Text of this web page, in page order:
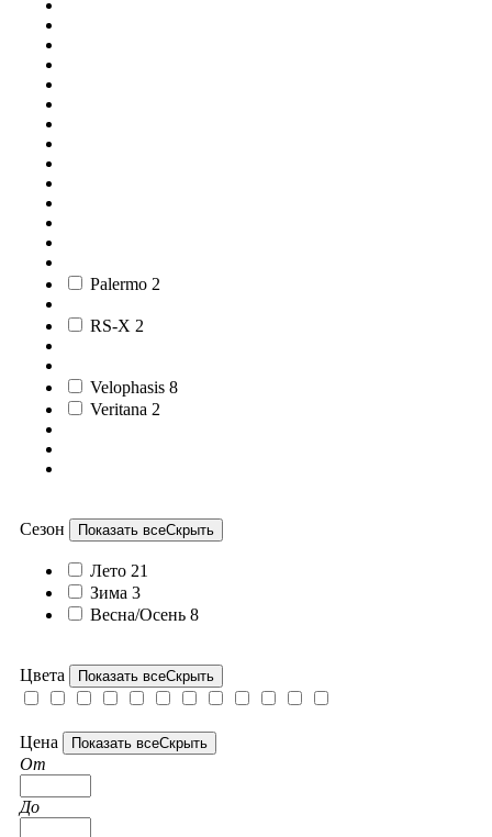
Palermo 2
RS-X 2
Velophasis 8
Veritana 2
Сезон Показать всеСкрыть
Лето 21
Зима 3
Весна/Осень 8
Цвета Показать всеСкрыть
Цена Показать всеСкрыть
От
До